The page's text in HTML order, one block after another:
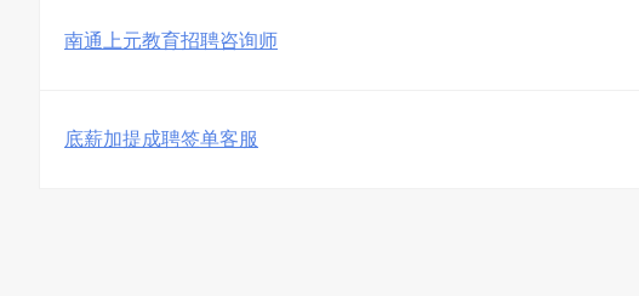
南通上元教育招聘咨询师
底薪加提成聘签单客服